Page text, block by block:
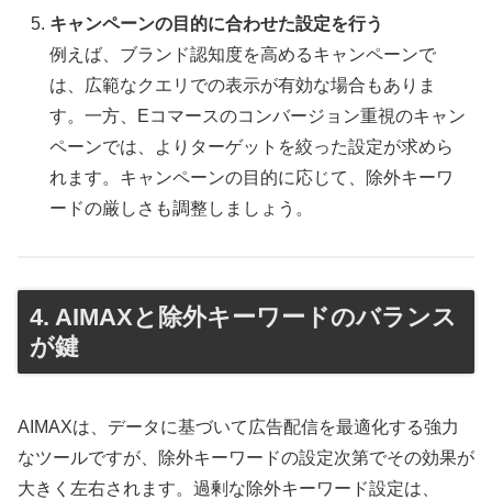
キャンペーンの目的に合わせた設定を行う
例えば、ブランド認知度を高めるキャンペーンで
は、広範なクエリでの表示が有効な場合もありま
す。一方、Eコマースのコンバージョン重視のキャン
ペーンでは、よりターゲットを絞った設定が求めら
れます。キャンペーンの目的に応じて、除外キーワ
ードの厳しさも調整しましょう。
4. AIMAXと除外キーワードのバランス
が鍵
AIMAXは、データに基づいて広告配信を最適化する強力
なツールですが、除外キーワードの設定次第でその効果が
大きく左右されます。過剰な除外キーワード設定は、